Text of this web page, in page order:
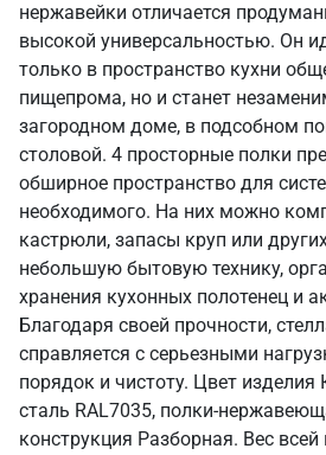
нержавейки отличается
высокой универсальностью. Он
только в пространство кухни
пищепрома, но и станет
загородном доме, в подсобном
столовой. 4 просторные полки
обширное пространство для
необходимого. На них можно
кастрюли, запасы круп или
небольшую бытовую технику,
хранения кухонных полотенец и
Благодаря своей прочности,
справляется с серьезными
порядок и чистоту. Цвет
сталь RAL7035, полки-
конструкция Разборная. Вес